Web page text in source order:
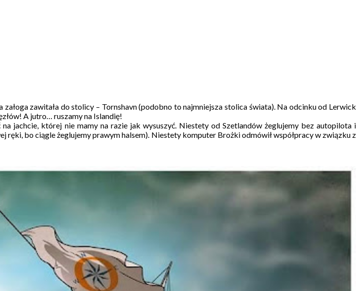
zawitała do stolicy – Tornshavn (podobno to najmniejsza stolica świata). Na odcinku od Lerwick
A jutro… ruszamy na Islandię!
jachcie, której nie mamy na razie jak wysuszyć. Niestety od Szetlandów żeglujemy bez autopilota i
ręki, bo ciągle żeglujemy prawym halsem). Niestety komputer Brożki odmówił współpracy w związku z